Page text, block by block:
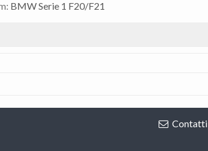
BMW Serie 1 F20/F21
Contatti